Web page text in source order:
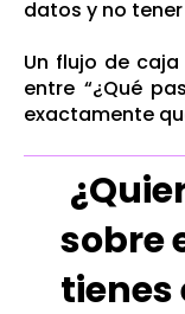
datos y no
Un flujo de
entre “¿Qué
exactamente
sobre
tienes